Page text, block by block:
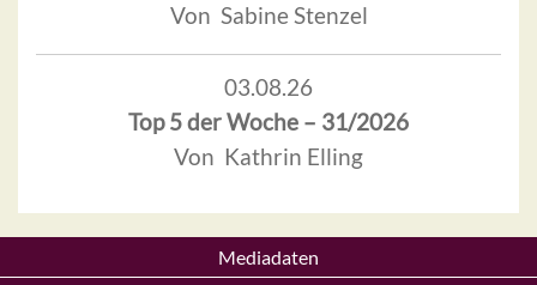
Von Sabine Stenzel
03.08.26
Top 5 der Woche – 31/2026
Von Kathrin Elling
Mediadaten